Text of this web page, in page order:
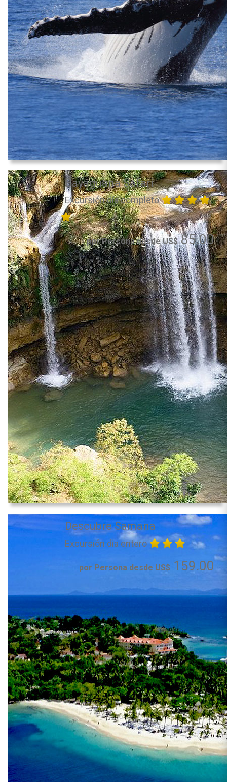
Bayaguana Safari
Excursión día completo
por Persona desde US$85.00
Descubre Samana
Excursión dia entero
por Persona desde US$ 159.00